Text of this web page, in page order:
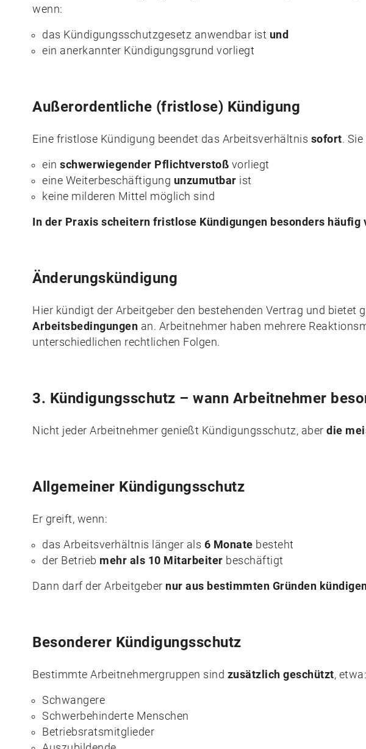
wenn:
das Kündigungsschutzgesetz anwendbar ist und
ein anerkannter Kündigungsgrund vorliegt
Außerordentliche (fristlose) Kündigung
Eine fristlose Kündigung beendet das Arbeitsverhältnis sofort.
ein schwerwiegender Pflichtverstoß vorliegt
eine Weiterbeschäftigung unzumutbar ist
keine milderen Mittel möglich sind
In der Praxis scheitern fristlose Kündigungen besonders häufig
Änderungskündigung
Hier kündigt der Arbeitgeber den bestehenden Vertrag und bietet
Arbeitsbedingungen an. Arbeitnehmer haben mehrere
unterschiedlichen rechtlichen Folgen.
3. Kündigungsschutz – wann Arbeitnehmer
Nicht jeder Arbeitnehmer genießt Kündigungsschutz, aber die
Allgemeiner Kündigungsschutz
Er greift, wenn:
das Arbeitsverhältnis länger als 6 Monate besteht
der Betrieb mehr als 10 Mitarbeiter beschäftigt
Dann darf der Arbeitgeber nur aus bestimmten Gründen
Besonderer Kündigungsschutz
Bestimmte Arbeitnehmergruppen sind zusätzlich geschützt, etwa:
Schwangere
Schwerbehinderte Menschen
Betriebsratsmitglieder